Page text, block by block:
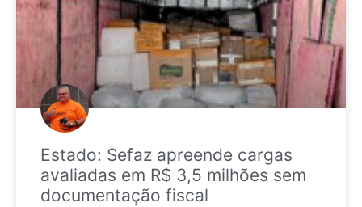
Estado: Sefaz apreende cargas
avaliadas em R$ 3,5 milhões sem
documentação fiscal